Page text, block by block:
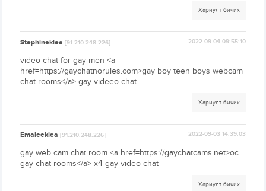
Хариулт бичих
Stephineklea[91.210.248.226] 2022-09-04 09:55:10
video chat for gay men <a
href=https://gaychatnorules.com>gay boy teen boys webcam
chat rooms</a> gay videeo chat
Хариулт бичих
Emaleeklea[91.210.248.226] 2022-09-03 14:39:03
gay web cam chat room <a href=https://gaychatcams.net>oc
gay chat rooms</a> x4 gay video chat
Хариулт бичих